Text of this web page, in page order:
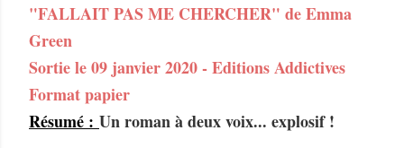
"FALLAIT PAS ME CHERCHER" de Emma
Green
Sortie le 09 janvier 2020 - Editions Addictives
Format papier
Résumé : Un roman à deux voix... explosif !